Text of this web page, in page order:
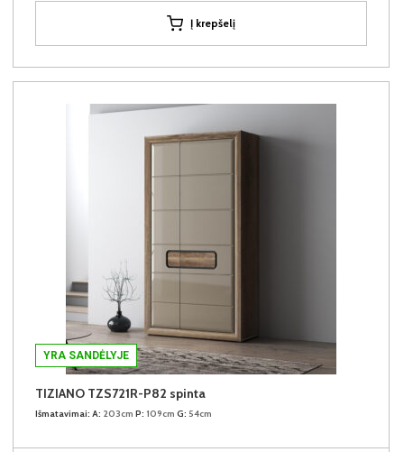
Į krepšelį
YRA SANDĖLYJE
TIZIANO TZS721R-P82 spinta
Išmatavimai: A: 203cm P: 109cm G: 54cm